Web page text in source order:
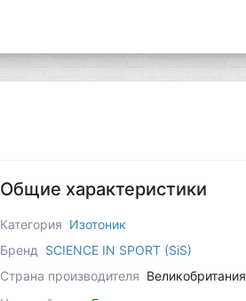
Общие характеристики
Категория Изотоник
Бренд SCIENCE IN SPORT (SiS)
Страна производителя Великобритания